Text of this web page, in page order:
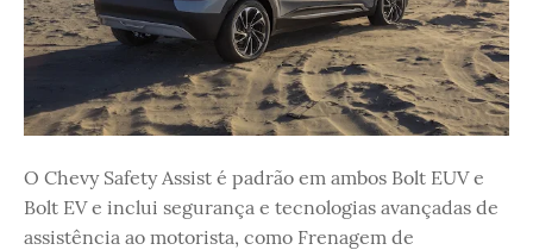
O Chevy Safety Assist é padrão em ambos Bolt EUV e
Bolt EV e inclui segurança e tecnologias avançadas de
assistência ao motorista, como Frenagem de